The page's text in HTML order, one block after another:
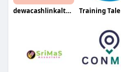
dewacashlinkalternatif Training Tale